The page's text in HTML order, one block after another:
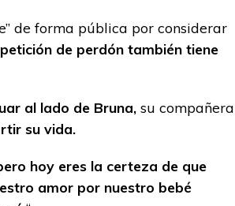
de forma pública por considerar
de perdón también tiene
al lado de Bruna, su compañera
su vida.
hoy eres la certeza de que
amor por nuestro bebé